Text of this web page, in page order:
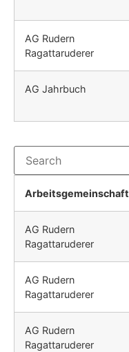
AG Rudern
Ragattaruderer
AG Jahrbuch
Arbeitsgemeinschaft
AG Rudern
Ragattaruderer
AG Rudern
Ragattaruderer
AG Rudern
Ragattaruderer